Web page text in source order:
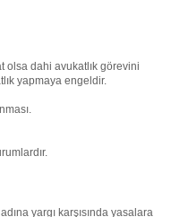
olsa dahi avukatlık görevini
yapmaya engeldir.
yargı karşısında yasalara